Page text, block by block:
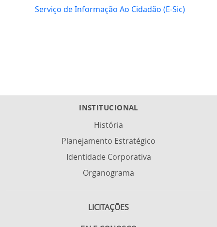
Serviço de Informação Ao Cidadão (E-Sic)
INSTITUCIONAL
História
Planejamento Estratégico
Identidade Corporativa
Organograma
LICITAÇÕES